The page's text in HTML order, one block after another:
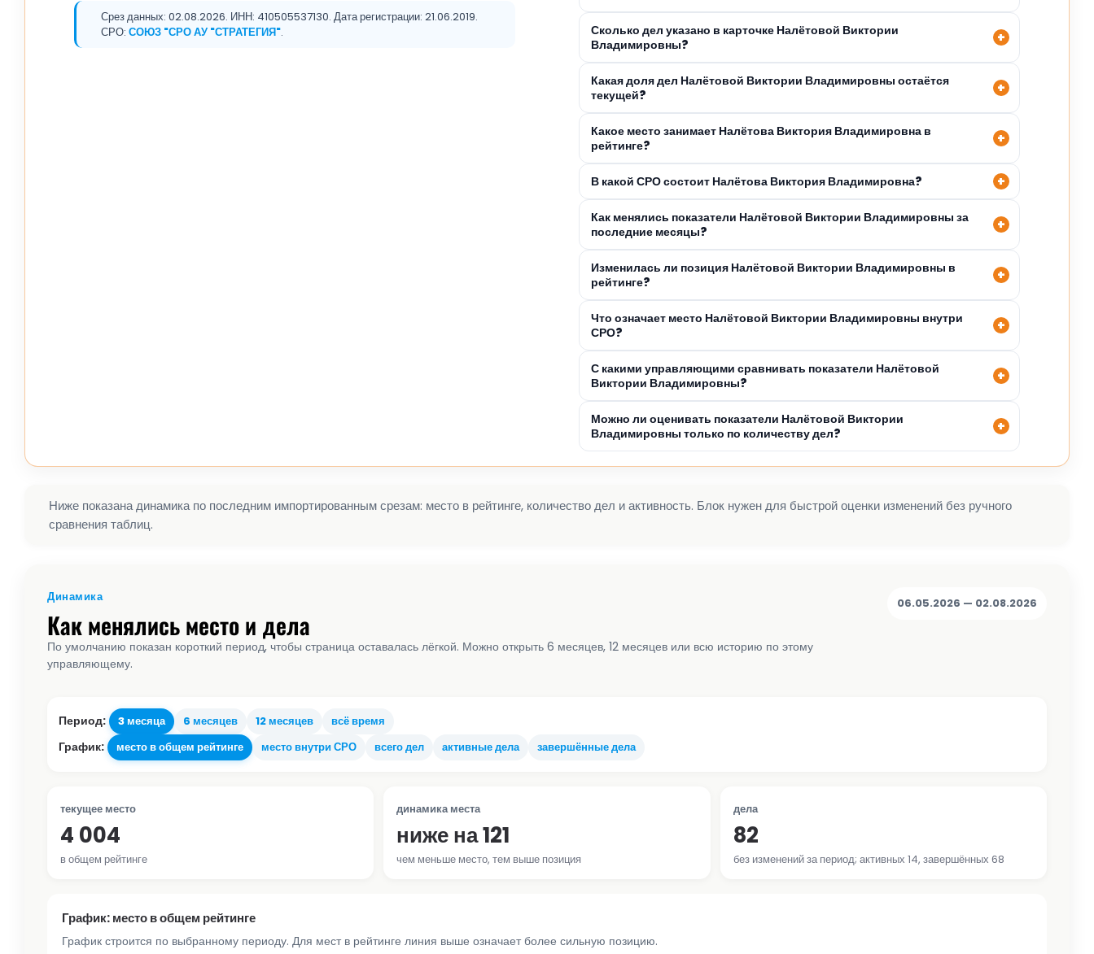
Срез данных: 02.08.2026. ИНН: 410505537130. Дата регистрации: 21.06.2019.
СРО: СОЮЗ "СРО АУ "СТРАТЕГИЯ".
Сколько дел указано в карточке Налётовой Виктории
Владимировны?
Какая доля дел Налётовой Виктории Владимировны остаётся
текущей?
Какое место занимает Налётова Виктория Владимировна в
рейтинге?
В какой СРО состоит Налётова Виктория Владимировна?
Как менялись показатели Налётовой Виктории Владимировны за
последние месяцы?
Изменилась ли позиция Налётовой Виктории Владимировны в
рейтинге?
Что означает место Налётовой Виктории Владимировны внутри
СРО?
С какими управляющими сравнивать показатели Налётовой
Виктории Владимировны?
Можно ли оценивать показатели Налётовой Виктории
Владимировны только по количеству дел?
Ниже показана динамика по последним импортированным срезам: место в рейтинге, количество дел и активность. Блок нужен для быстрой оценки изменений без ручного
сравнения таблиц.
Динамика
Как менялись место и дела
По умолчанию показан короткий период, чтобы страница оставалась лёгкой. Можно открыть 6 месяцев, 12 месяцев или всю историю по этому
управляющему.
06.05.2026 — 02.08.2026
Период: 3 месяца 6 месяцев 12 месяцев всё время
График: место в общем рейтинге место внутри СРО всего дел активные дела завершённые дела
текущее место
4 004
в общем рейтинге
динамика места
ниже на 121
чем меньше место, тем выше позиция
дела
82
без изменений за период; активных 14, завершённых 68
График: место в общем рейтинге
График строится по выбранному периоду. Для мест в рейтинге линия выше означает более сильную позицию.